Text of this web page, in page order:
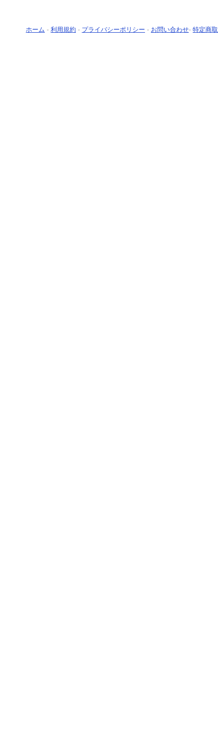
ホーム - 利用規約 - プライバシーポリシー - お問い合わせ- 特定商